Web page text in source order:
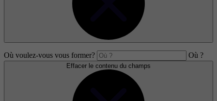
Où voulez-vous vous former? Où ?
Effacer le contenu du champs